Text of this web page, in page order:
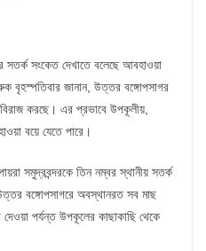
সতর্ক সংকেত দেখাতে বলেছে আবহাওয়া
বৃহস্পতিবার জানান, উত্তর বঙ্গোপসাগর
করছে। এর প্রভাবে উপকূলীয়,
বয়ে যেতে পারে।
সমুদ্রবন্দরকে তিন নম্বর স্থানীয় সতর্ক
বঙ্গোপসাগরে অবস্থানরত সব মাছ
দেওয়া পর্যন্ত উপকূলের কাছাকাছি থেকে